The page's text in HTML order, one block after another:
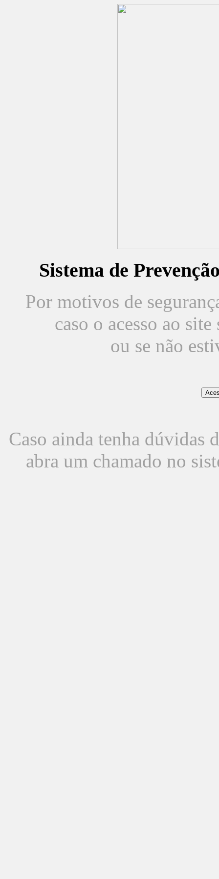
Sistema de
Por motivos de
caso o acesso ao
ou se não
Caso ainda tenha dúvidas
abra um chamado no